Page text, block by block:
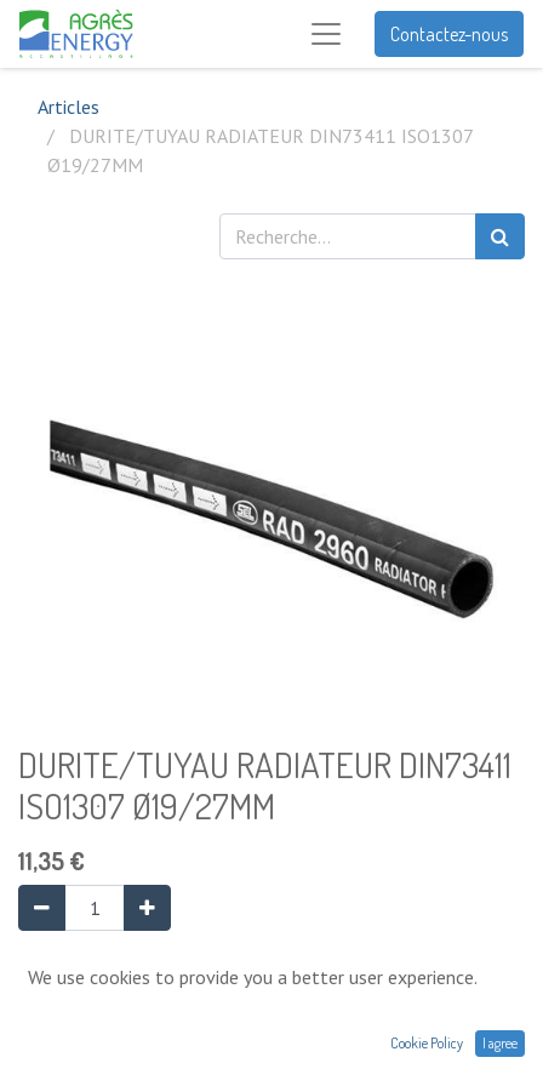
Contactez-nous
Articles
DURITE/TUYAU RADIATEUR DIN73411 ISO1307
Ø19/27MM
DURITE/TUYAU RADIATEUR DIN73411
ISO1307 Ø19/27MM
11,35€
Ajouter au panier
We use cookies to provide you a better user experience.
Cookie Policy I agree